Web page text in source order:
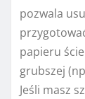
pozwala
papieru
grubszej
Jeśli masz